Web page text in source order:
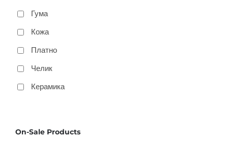
Гума
Кожа
Платно
Челик
Керамика
On-Sale Products